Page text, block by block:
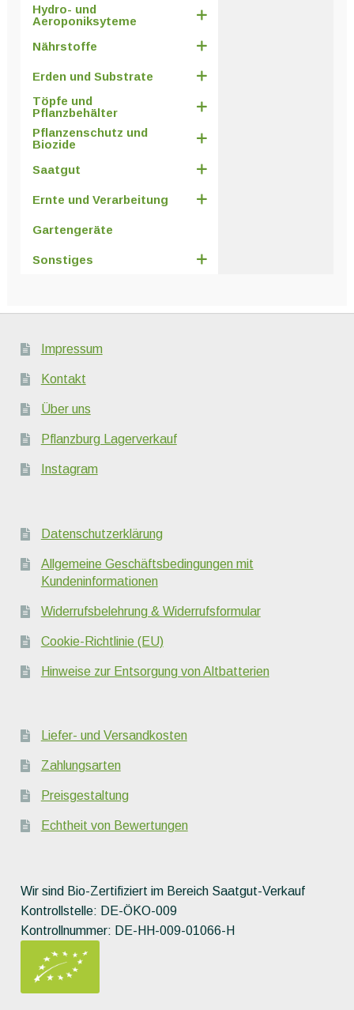
Hydro- und
Aeroponiksyteme
Nährstoffe
Erden und Substrate
Töpfe und
Pflanzbehälter
Pflanzenschutz und
Biozide
Saatgut
Ernte und Verarbeitung
Gartengeräte
Sonstiges
Impressum
Kontakt
Über uns
Pflanzburg Lagerverkauf
Instagram
Datenschutzerklärung
Allgemeine Geschäftsbedingungen mit
Kundeninformationen
Widerrufsbelehrung & Widerrufsformular
Cookie-Richtlinie (EU)
Hinweise zur Entsorgung von Altbatterien
Liefer- und Versandkosten
Zahlungsarten
Preisgestaltung
Echtheit von Bewertungen
Wir sind Bio-Zertifiziert im Bereich Saatgut-Verkauf
Kontrollstelle: DE-ÖKO-009
Kontrollnummer: DE-HH-009-01066-H